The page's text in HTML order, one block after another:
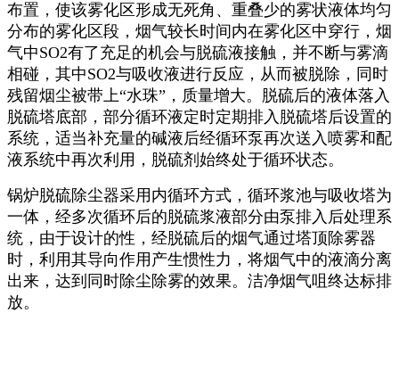
布置，使该雾化区形成无死角、重叠少的雾状液体均匀
分布的雾化区段，烟气较长时间内在雾化区中穿行，烟
气中SO2有了充足的机会与脱硫液接触，并不断与雾滴
相碰，其中SO2与吸收液进行反应，从而被脱除，同时
残留烟尘被带上“水珠”，质量增大。脱硫后的液体落入
脱硫塔底部，部分循环液定时定期排入脱硫塔后设置的
系统，适当补充量的碱液后经循环泵再次送入喷雾和配
液系统中再次利用，脱硫剂始终处于循环状态。
锅炉脱硫除尘器采用内循环方式，循环浆池与吸收塔为
一体，经多次循环后的脱硫浆液部分由泵排入后处理系
统，由于设计的性，经脱硫后的烟气通过塔顶除雾器
时，利用其导向作用产生惯性力，将烟气中的液滴分离
出来，达到同时除尘除雾的效果。洁净烟气咀终达标排
放。